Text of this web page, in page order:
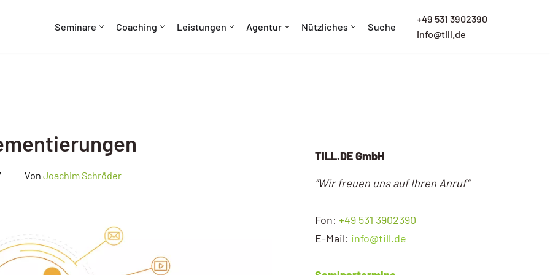
Seminare Coaching Leistungen Agentur Nützliches Suche
+49 531 3902390
info@till.de
Von Joachim Schröder
TILL.DE GmbH
“Wir freuen uns auf Ihren Anruf”
Fon: +49 531 3902390
E-Mail: info@till.de